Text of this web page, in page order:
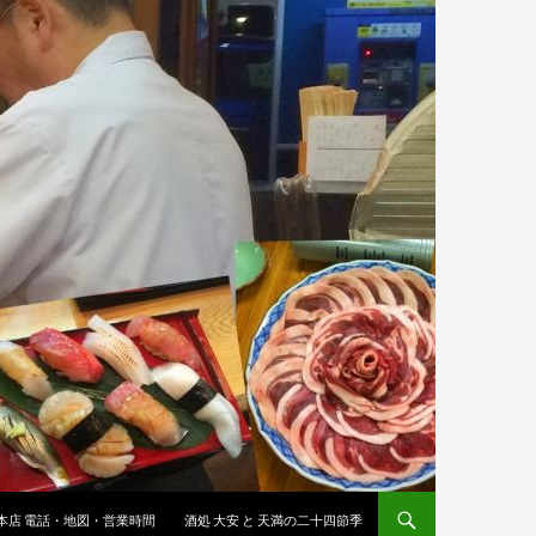
店 電話・地図・営業時間 酒処 大安 と 天満の二十四節季